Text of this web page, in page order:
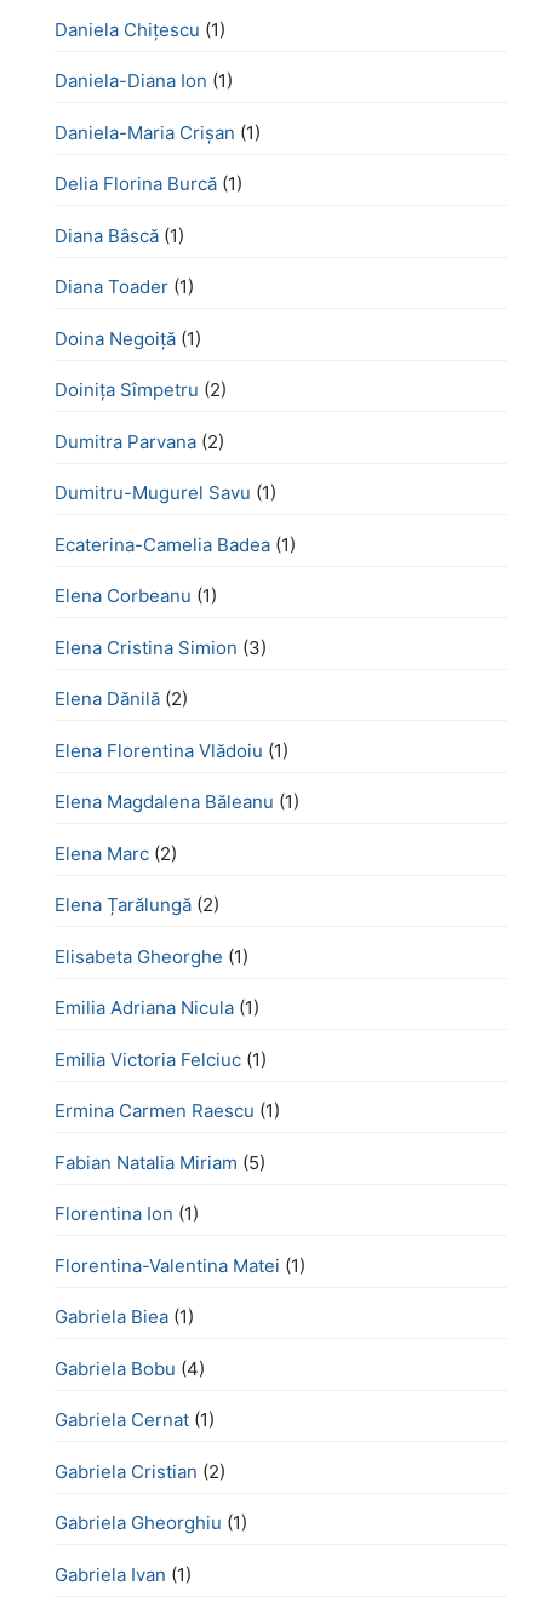
Daniela Chiţescu (1)
Daniela-Diana Ion (1)
Daniela-Maria Crișan (1)
Delia Florina Burcă (1)
Diana Bâscă (1)
Diana Toader (1)
Doina Negoiță (1)
Doinița Sîmpetru (2)
Dumitra Parvana (2)
Dumitru-Mugurel Savu (1)
Ecaterina-Camelia Badea (1)
Elena Corbeanu (1)
Elena Cristina Simion (3)
Elena Dănilă (2)
Elena Florentina Vlădoiu (1)
Elena Magdalena Băleanu (1)
Elena Marc (2)
Elena Țarălungă (2)
Elisabeta Gheorghe (1)
Emilia Adriana Nicula (1)
Emilia Victoria Felciuc (1)
Ermina Carmen Raescu (1)
Fabian Natalia Miriam (5)
Florentina Ion (1)
Florentina-Valentina Matei (1)
Gabriela Biea (1)
Gabriela Bobu (4)
Gabriela Cernat (1)
Gabriela Cristian (2)
Gabriela Gheorghiu (1)
Gabriela Ivan (1)